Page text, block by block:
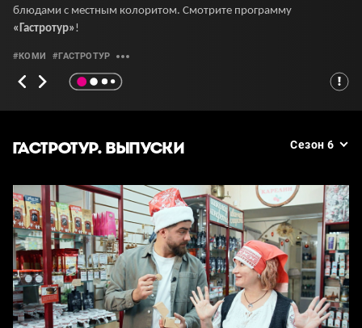
блюдами с местным колоритом. Смотрите программу
«Гастротур»!
#КОМИ #ГАСТРОТУР
ГАСТРОТУР. ВЫПУСКИ Сезон 6